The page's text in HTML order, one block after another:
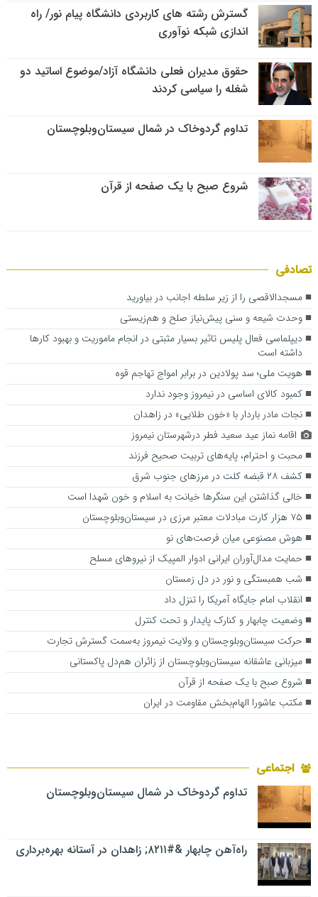
گسترش رشته های کاربردی دانشگاه پیام نور/ راه
اندازی شبکه نوآوری
حقوق مدیران فعلی دانشگاه آزاد/موضوع اساتید دو
شغله را سیاسی کردند
تداوم گردوخاک در شمال سیستان‌وبلوچستان
شروع صبح با یک صفحه از قرآن
تصادفی
مسجد‌الاقصی را از زیر سلطه اجانب در بیاورید
وحدت شیعه و سنی پیش‌نیاز صلح و هم‌زیستی
دیپلماسی فعال پلیس تاثیر بسیار مثبتی در انجام ماموریت و بهبود کارها
داشته است
هویت ملی؛ سد پولادین در برابر امواج تهاجم قوه
کمبود کالای اساسی در نیمروز وجود ندارد
نجات مادر باردار با «خون طلایی» در زاهدان
اقامه نماز عید سعید فطر درشهرستان نیمروز
محبت و احترام، پایه‌های تربیت صحیح فرزند
کشف ۲۸ قبضه کلت در مرزهای جنوب شرق
خالی گذاشتن این سنگرها خیانت به اسلام و خون شهدا است
۷۵ هزار کارت مبادلات معتبر مرزی در سیستان‌وبلوچستان
هوش مصنوعی میان فرصت‌های نو
حمایت مدال‌آوران ایرانی ادوار المپیک از نیروهای مسلح
شب همبستگی و نور در دل زمستان
انقلاب امام جایگاه آمریکا را تنزل داد
وضعیت چابهار و کنارک پایدار و تحت کنترل
حرکت سیستان‌وبلوچستان و ولایت نیمروز به‌سمت گسترش تجارت
میزبانی عاشقانه سیستان‌وبلوچستان از زائران هم‌دل پاکستانی
شروع صبح با یک صفحه از قرآن
مکتب عاشورا الهام‌بخش مقاومت در ایران
اجتماعی
تداوم گردوخاک در شمال سیستان‌وبلوچستان
راه‌آهن چابهار &#۸۲۱۱; زاهدان در آستانه بهره‌برداری